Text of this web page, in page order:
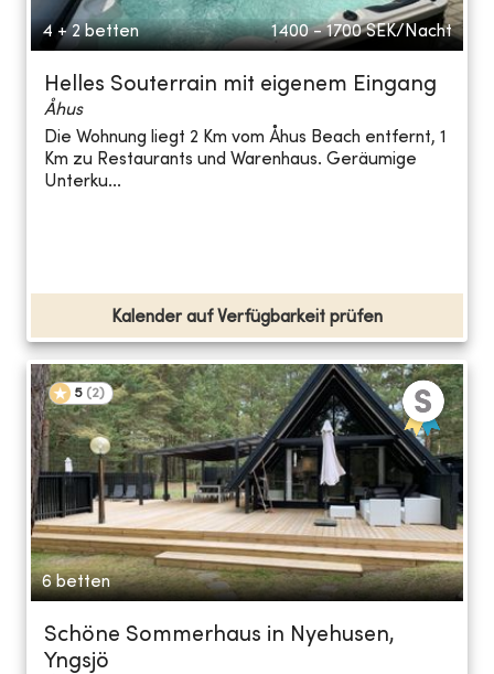
4 + 2 betten 1400 - 1700 SEK/Nacht
Helles Souterrain mit eigenem Eingang
Åhus
Die Wohnung liegt 2 Km vom Åhus Beach entfernt, 1
Km zu Restaurants und Warenhaus. Geräumige
Unterku...
Kalender auf Verfügbarkeit prüfen
5 (2)
6 betten
Schöne Sommerhaus in Nyehusen,
Yngsjö